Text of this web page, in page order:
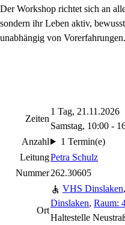
Der Workshop richtet sich an
sondern ihr Leben aktiv,
unabhängig von Vorerfahrungen.
Zeiten
1 Tag, 21.11.2026
Samstag, 10:00 -
Anzahl
1 Termin(e)
LeitungPetra Schulz
Nummer262.30605
Ort
VHS Dinslaken,
Dinslaken, Raum:
Haltestelle